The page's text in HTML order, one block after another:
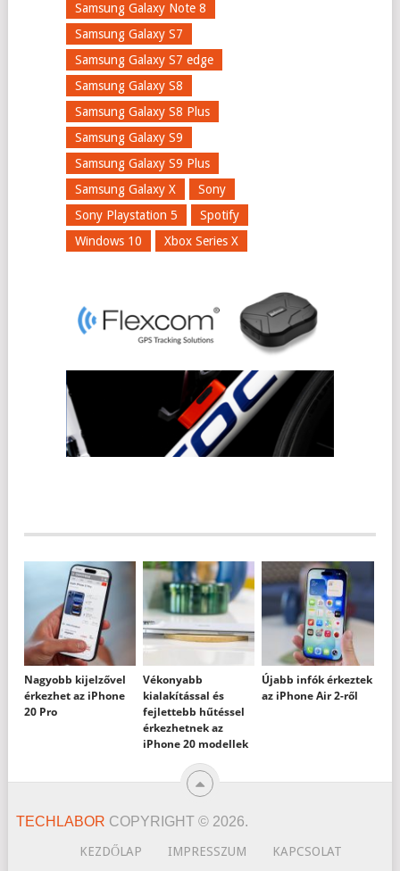
Samsung Galaxy Note 8
Samsung Galaxy S7
Samsung Galaxy S7 edge
Samsung Galaxy S8
Samsung Galaxy S8 Plus
Samsung Galaxy S9
Samsung Galaxy S9 Plus
Samsung Galaxy X
Sony
Sony Playstation 5
Spotify
Windows 10
Xbox Series X
Nagyobb kijelzővel
érkezhet az iPhone
20 Pro
Vékonyabb
kialakítással és
fejlettebb hűtéssel
érkezhetnek az
iPhone 20 modellek
Újabb infók érkeztek
az iPhone Air 2-ről
TECHLABOR COPYRIGHT © 2026.
KEZDŐLAP IMPRESSZUM KAPCSOLAT